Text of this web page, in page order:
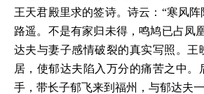
王天君殿里求的签诗。诗云：“寒风
路遥。不是有家归未得，鸣鸠已占凤
达夫与妻子感情破裂的真实写照。王
居，使郁达夫陷入万分的痛苦之中。
手，带长子郁飞来到福州，与郁达夫